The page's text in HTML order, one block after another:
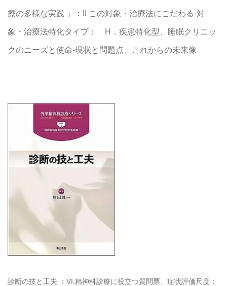
療の多様な実践 」：II この対象・治療法にこだわる-対
象・治療法特化タイプ： H．疾患特化型、睡眠クリニッ
クのニーズと使命-現状と問題点、これからの未来像
診断の技と工夫 ：VI.精神科診療に役立つ質問票、症状評価尺度：